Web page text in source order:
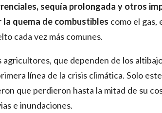
sequía prolongada y otros
la quema de combustibles como el gas,
cada vez más comunes.
agricultores, que dependen de los
línea de la crisis climática. Solo
que perdieron hasta la mitad de su
e inundaciones.